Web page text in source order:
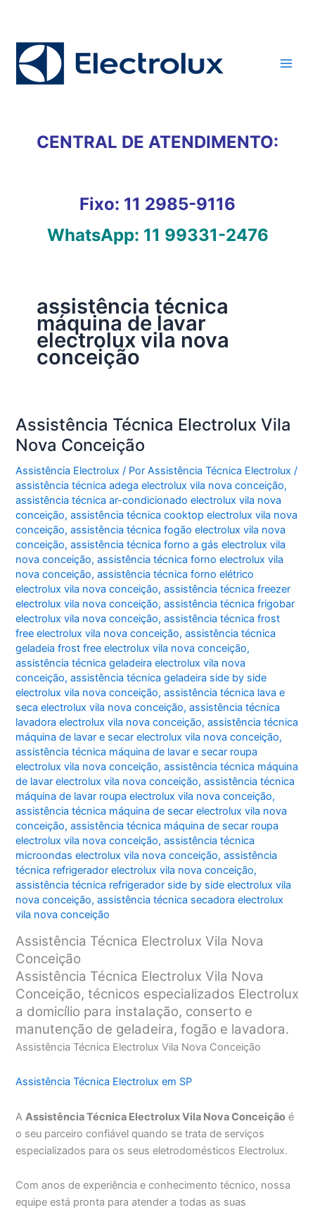
conteúdo
CENTRAL DE ATENDIMENTO:
Fixo: 11 2985-9116
WhatsApp: 11 99331-2476
assistência técnica
máquina de lavar
electrolux vila nova
conceição
Assistência Técnica Electrolux Vila
Nova Conceição
Assistência Electrolux / PorAssistência Técnica Electrolux/
assistência técnica adega electrolux vila nova conceição,
assistência técnica ar-condicionado electrolux vila nova
conceição,assistência técnica cooktop electrolux vila nova
conceição,assistência técnica fogão electrolux vila nova
conceição,assistência técnica forno a gás electrolux vila
nova conceição,assistência técnica forno electrolux vila
nova conceição,assistência técnica forno elétrico
electrolux vila nova conceição,assistência técnica freezer
electrolux vila nova conceição,assistência técnica frigobar
electrolux vila nova conceição,assistência técnica frost
free electrolux vila nova conceição,assistência técnica
geladeia frost free electrolux vila nova conceição,
assistência técnica geladeira electrolux vila nova
conceição,assistência técnica geladeira side by side
electrolux vila nova conceição,assistência técnica lava e
seca electrolux vila nova conceição,assistência técnica
lavadora electrolux vila nova conceição,assistência técnica
máquina de lavar e secar electrolux vila nova conceição,
assistência técnica máquina de lavar e secar roupa
electrolux vila nova conceição,assistência técnica máquina
de lavar electrolux vila nova conceição,assistência técnica
máquina de lavar roupa electrolux vila nova conceição,
assistência técnica máquina de secar electrolux vila nova
conceição,assistência técnica máquina de secar roupa
electrolux vila nova conceição,assistência técnica
microondas electrolux vila nova conceição,assistência
técnica refrigerador electrolux vila nova conceição,
assistência técnica refrigerador side by side electrolux vila
nova conceição,assistência técnica secadora electrolux
vila nova conceição
Assistência Técnica Electrolux Vila Nova
Conceição
Assistência Técnica Electrolux Vila Nova
Conceição, técnicos especializados Electrolux
a domicílio para instalação, conserto e
manutenção de geladeira, fogão e lavadora.
Assistência Técnica Electrolux Vila Nova Conceição
Assistência Técnica Electrolux em SP
AAssistência Técnica Electrolux Vila Nova Conceição é
o seu parceiro confiável quando se trata de serviços
especializados para os seus eletrodomésticos Electrolux.
Com anos de experiência e conhecimento técnico, nossa
equipe está pronta para atender a todas as suas